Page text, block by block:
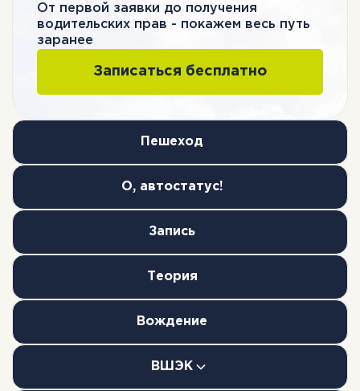
От первой заявки до получения
водительских прав - покажем весь путь
заранее
Записаться бесплатно
Пешеход
Но скоро все изменится!
О, автостатус!
Лучшая автошкола РФ!
Запись
Теория
Интерактив или удалёнка?
Вождение
ВШЭК
и 2ГИС. Показываем не внутренние отзывы,
а оценки на независимых площадках.
1465 оценок
556 отзывов
5.0
Автошкола "Автостатус"